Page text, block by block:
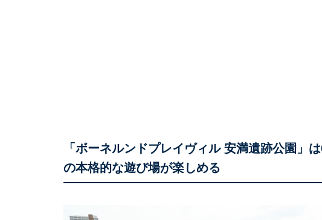
「ボーネルンドプレイヴィル 安満遺跡公園」
の本格的な遊び場が楽しめる